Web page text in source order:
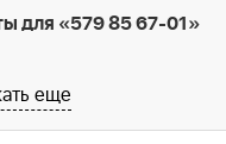
для «579 85 67-01»
еще